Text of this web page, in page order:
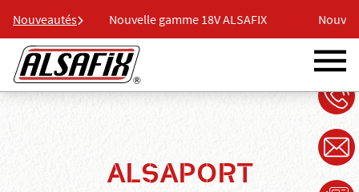
Nouveautés
ALSAFIX Nouvelle gamme 18V ALSAFIX
ALSAPORT